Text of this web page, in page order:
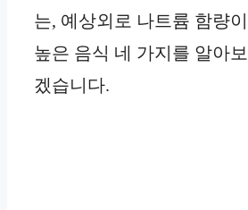
는, 예상외로 나트륨 함량이
높은 음식 네 가지를 알아보
겠습니다.